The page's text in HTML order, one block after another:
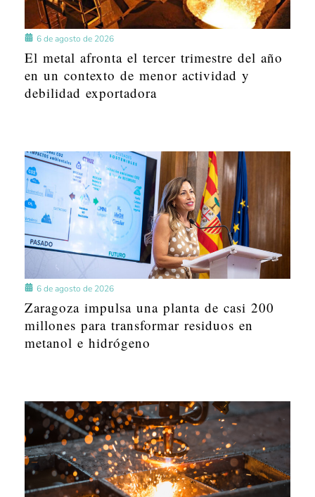
6 de agosto de 2026
El metal afronta el tercer trimestre del año
en un contexto de menor actividad y
debilidad exportadora
6 de agosto de 2026
Zaragoza impulsa una planta de casi 200
millones para transformar residuos en
metanol e hidrógeno